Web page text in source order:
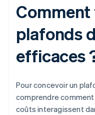
plafonds
efficaces
Pour concevoir un
comprendre comment
coûts interagissent